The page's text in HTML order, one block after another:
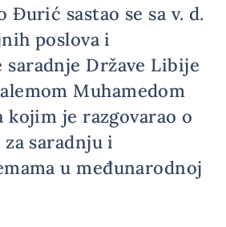
Đurić sastao se sa v. d.
poslova i
saradnje Države Libije
Muhamedom
kojim je razgovarao o
saradnju i
u međunarodnoj